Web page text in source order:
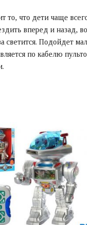
то, что дети чаще
вперед и назад,
светится. Подойдет
по кабелю